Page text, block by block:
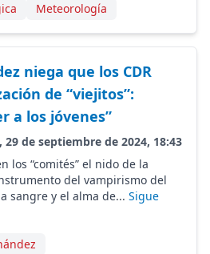
Meteorología
niega que los CDR
de “viejitos”:
a los jóvenes”
de septiembre de 2024, 18:43
los “comités” el nido de la
del vampirismo del
sangre y el alma de... Sigue